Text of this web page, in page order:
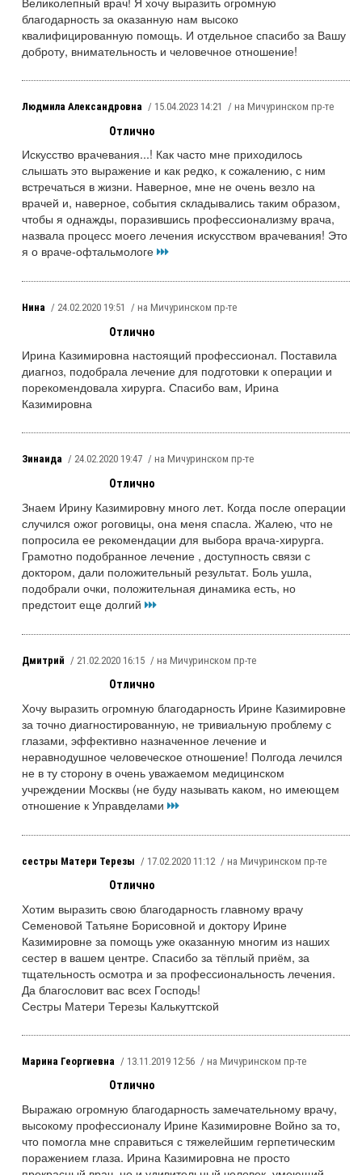
благодарность за оказанную нам высоко
квалифицированную помощь. И отдельное спасибо за Вашу
доброту, внимательность и человечное отношение!
Людмила Александровна / 15.04.2023 14:21 / на Мичуринском пр-те
Отлично
Искусство врачевания...! Как часто мне приходилось
слышать это выражение и как редко, к сожалению, с ним
встречаться в жизни. Наверное, мне не очень везло на
врачей и, наверное, события складывались таким образом,
чтобы я однажды, поразившись профессионализму врача,
назвала процесс моего лечения искусством врачевания! Это
я о враче-офтальмологе
Нина / 24.02.2020 19:51 / на Мичуринском пр-те
Отлично
Ирина Казимировна настоящий профессионал. Поставила
диагноз, подобрала лечение для подготовки к операции и
порекомендовала хирурга. Спасибо вам, Ирина
Казимировна
Зинаида / 24.02.2020 19:47 / на Мичуринском пр-те
Отлично
Знаем Ирину Казимировну много лет. Когда после операции
случился ожог роговицы, она меня спасла. Жалею, что не
попросила ее рекомендации для выбора врача-хирурга.
Грамотно подобранное лечение , доступность связи с
доктором, дали положительный результат. Боль ушла,
подобрали очки, положительная динамика есть, но
предстоит еще долгий
Дмитрий / 21.02.2020 16:15 / на Мичуринском пр-те
Отлично
Хочу выразить огромную благодарность Ирине Казимировне
за точно диагностированную, не тривиальную проблему с
глазами, эффективно назначенное лечение и
неравнодушное человеческое отношение! Полгода лечился
не в ту сторону в очень уважаемом медицинском
учреждении Москвы (не буду называть каком, но имеющем
отношение к Управделами
сестры Матери Терезы / 17.02.2020 11:12 / на Мичуринском пр-те
Отлично
Хотим выразить свою благодарность главному врачу
Семеновой Татьяне Борисовной и доктору Ирине
Казимировне за помощь уже оказанную многим из наших
сестер в вашем центре. Спасибо за тёплый приём, за
тщательность осмотра и за профессиональность лечения.
Да благословит вас всех Господь!
Сестры Матери Терезы Калькуттской
Марина Георгиевна / 13.11.2019 12:56 / на Мичуринском пр-те
Отлично
Выражаю огромную благодарность замечательному врачу,
высокому профессионалу Ирине Казимировне Войно за то,
что помогла мне справиться с тяжелейшим герпетическим
поражением глаза. Ирина Казимировна не просто